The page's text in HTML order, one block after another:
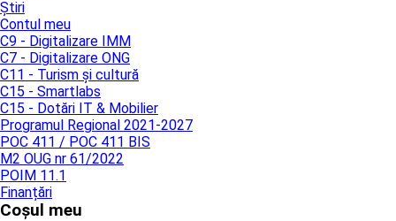
Știri
Contul meu
C9 - Digitalizare IMM
C7 - Digitalizare ONG
C11 - Turism și cultură
C15 - Smartlabs
C15 - Dotări IT & Mobilier
Programul Regional 2021-2027
POC 411 / POC 411 BIS
M2 OUG nr 61/2022
POIM 11.1
Finanțări
Coșul meu